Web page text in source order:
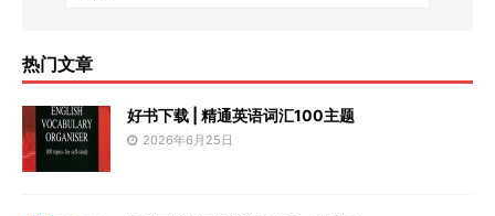
热门文章
好书下载 | 精通英语词汇100主题
2026年6月25日